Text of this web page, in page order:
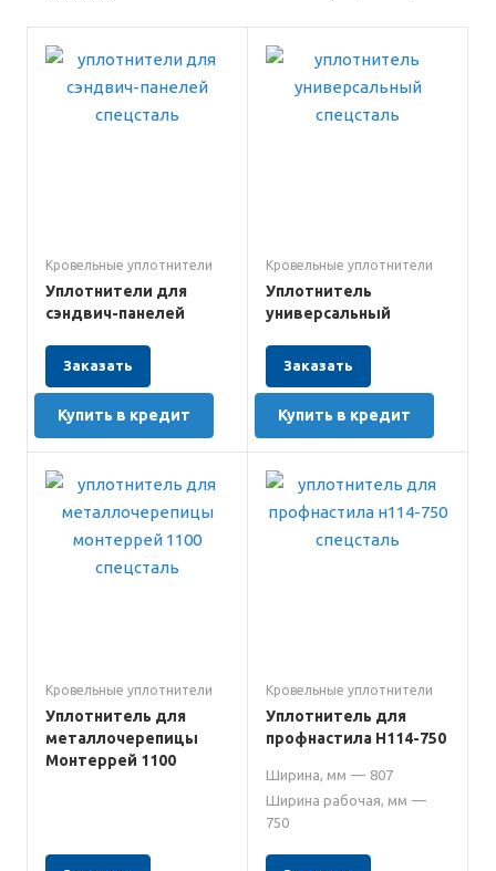
Кровельные уплотнители
Уплотнители для
сэндвич-панелей
Заказать
Купить в кредит
Кровельные уплотнители
Уплотнитель
универсальный
Заказать
Купить в кредит
Кровельные уплотнители
Уплотнитель для
металлочерепицы
Монтеррей 1100
Кровельные уплотнители
Уплотнитель для
профнастила Н114-750
Ширина, мм — 807
Ширина рабочая, мм —
750